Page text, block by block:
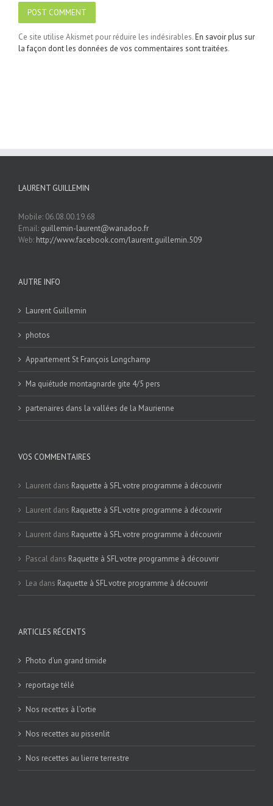
Ce site utilise Akismet pour réduire les indésirables.En savoir plus sur
la façon dont les données de vos commentaires sont traitées.
LAURENT GUILLEMIN
Mobile: 06.08.00.19.68
Email: guillemin-laurent@wanadoo.fr
Web: http://www.facebook.com/laurent.guillemin.509
AUTRE INFO
Laurent Guillemin
photos
Appartement St François Longchamp
Ma quiétude montagnarde gite 4/5 pers
partenaires dans la vallées de la Maurienne
VOS COMMENTAIRES
Laurent dans Raquette à SFL votre programme à découvrir
Laurent dans Raquette à SFL votre programme à découvrir
Laurent dans Raquette à SFL votre programme à découvrir
Pascal dans Raquette à SFL votre programme à découvrir
Lea dans Raquette à SFL votre programme à découvrir
ARTICLES RÉCENTS
Photo d’un grand timide
reportage télé
Nos recettes à l’ortie
Nos recettes au pissenlit
Nos recettes au lierre terrestre